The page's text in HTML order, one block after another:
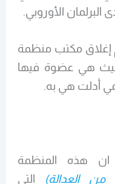
الأوروبي.
إغلاق مكتب منظمة
حيث هي عضوة فيها
أدلت هي به.
ان هذه المنظمة
من العدالة) التي